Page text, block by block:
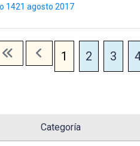
1421 agosto 2017
1 2 3
Categoría